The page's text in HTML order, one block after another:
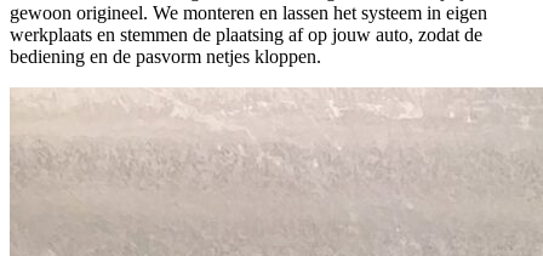
gewoon origineel. We monteren en lassen het systeem in eigen
werkplaats en stemmen de plaatsing af op jouw auto, zodat de
bediening en de pasvorm netjes kloppen.